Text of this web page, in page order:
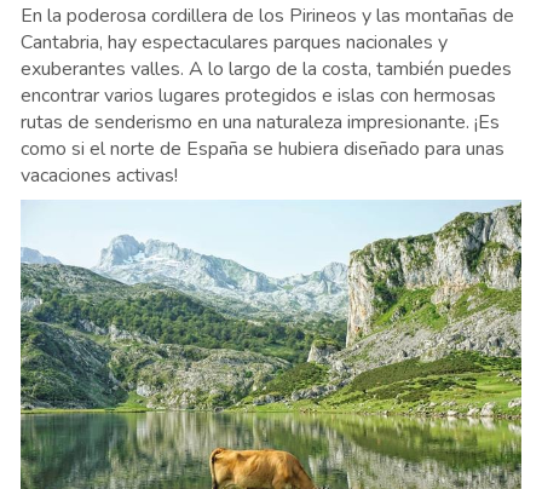
En la poderosa cordillera de los Pirineos y las montañas de
Cantabria, hay espectaculares parques nacionales y
exuberantes valles. A lo largo de la costa, también puedes
encontrar varios lugares protegidos e islas con hermosas
rutas de senderismo en una naturaleza impresionante. ¡Es
como si el norte de España se hubiera diseñado para unas
vacaciones activas!